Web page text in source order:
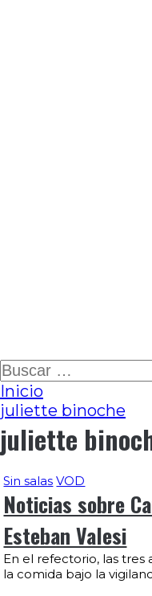
Ir
al
contenido
Buscar:
Inicio
juliette binoche
juliette
Sin salas VOD
Noticias sobre
Esteban Valesi
En el refectorio, las tres
la comida bajo la